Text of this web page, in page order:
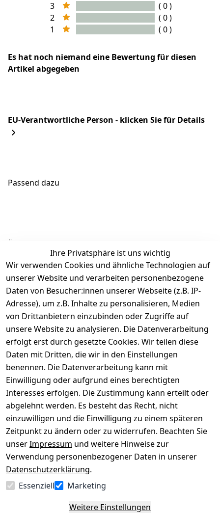
3
( 0 )
2
( 0 )
1
( 0 )
Es hat noch niemand eine Bewertung für diesen
Artikel abgegeben
EU-Verantwortliche Person - klicken Sie für Details
Passend dazu
Ähnliche Produkte
Ihre Privatsphäre ist uns wichtig
Wir verwenden Cookies und ähnliche Technologien auf
unserer Website und verarbeiten personenbezogene
Daten von Besucher:innen unserer Webseite (z.B. IP-
Adresse), um z.B. Inhalte zu personalisieren, Medien
von Drittanbietern einzubinden oder Zugriffe auf
unsere Website zu analysieren. Die Datenverarbeitung
erfolgt erst durch gesetzte Cookies. Wir teilen diese
Daten mit Dritten, die wir in den Einstellungen
benennen. Die Datenverarbeitung kann mit
Einwilligung oder aufgrund eines berechtigten
Interesses erfolgen. Die Zustimmung kann erteilt oder
abgelehnt werden. Es besteht das Recht, nicht
einzuwilligen und die Einwilligung zu einem späteren
Zeitpunkt zu ändern oder zu widerrufen. Beachten Sie
unserImpressum und weitere Hinweise zur
Verwendung personenbezogener Daten in unserer
Datenschutzerklärung.
Essenziell
Marketing
Weitere Einstellungen
Rechtliches
AGB
Impressum
Datenschutze
rklärung
Barrierefreihe
itserklärung
Widerrufsrec
ht
Über uns
Kontakt
Registrieren
Kataloge zum
Download
Pflege &
Kundendienst
Kiefermöbel
Hilfe
Wir
versenden
mit
Zahle
bequem per
Vertrag
widerrufen